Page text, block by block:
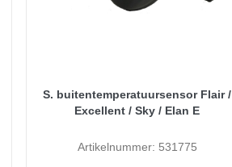
S. buitentemperatuursensor Flair /
Excellent / Sky / Elan E
Artikelnummer: 531775